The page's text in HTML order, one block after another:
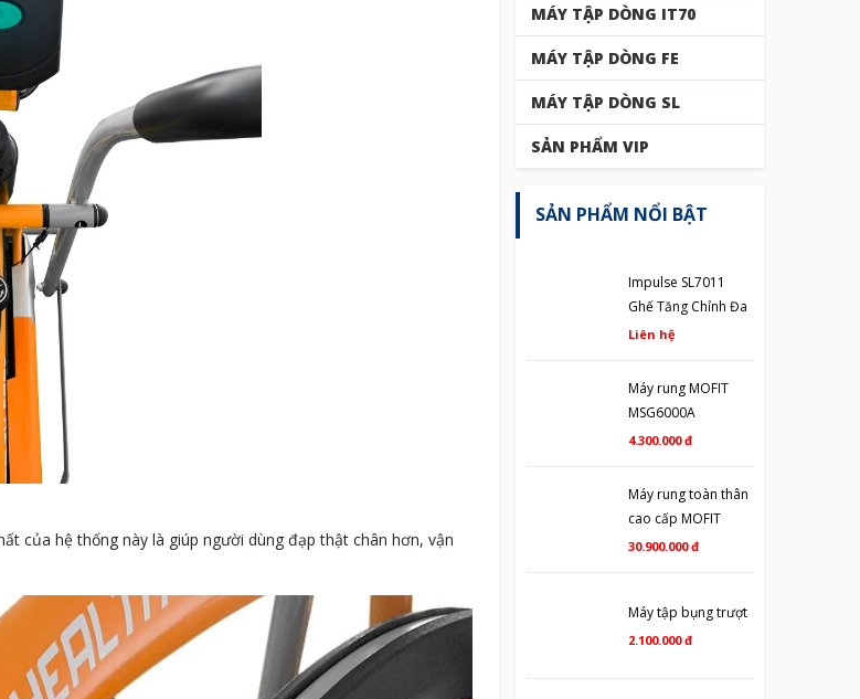
của hệ thống này là giúp người dùng đạp thật chân hơn, vận
MÁY TẬP DÒNG IT70
MÁY TẬP DÒNG FE
MÁY TẬP DÒNG SL
SẢN PHẨM VIP
SẢN PHẨM NỔI BẬT
Impulse SL7011
Ghế Tăng Chỉnh Đa
Năng
Liên hệ
Máy rung MOFIT
MSG6000A
4.300.000 đ
Máy rung toàn thân
cao cấp MOFIT
MJ006D
30.900.000 đ
Máy tập bụng trượt
2.100.000 đ